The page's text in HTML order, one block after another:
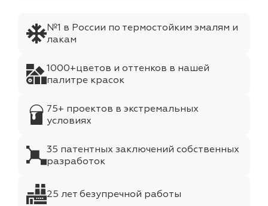
№1 в России по термостойким эмалям и
лакам
1000+цветов и оттенков в нашей
палитре красок
75+ проектов в экстремальных
условиях
35 патентных заключений собственных
разработок
25 лет безупречной работы